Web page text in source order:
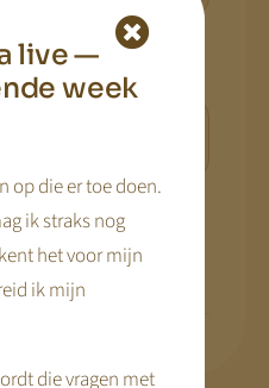
via...
live —
week
op die er toe doen.
ik straks nog
het voor mijn
ik mijn
die vragen met